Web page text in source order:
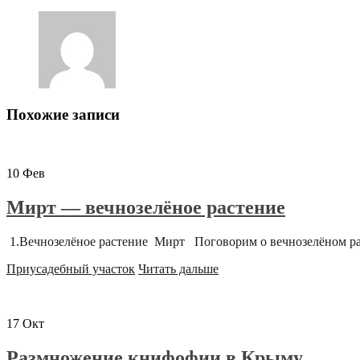
Похожие записи
10 Фев
Мирт — вечнозелёное растение
1.Вечнозелёное растение Мирт Поговорим о вечнозелёном
Приусадебный участок Читать дальше
17 Окт